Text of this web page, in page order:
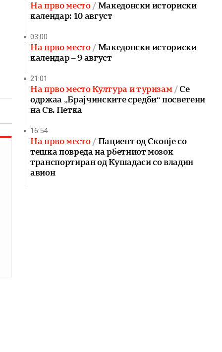
На прво место
Македонски историски
календар: 10 август
03:00
На прво место
Македонски историски
календар – 9 август
21:01
На прво место Култура и туризам
Се
одржаа „Брајчинските средби“ посветени
на Св. Петка
16:54
На прво место
Пациент од Скопје со
тешка повреда на рбетниот мозок
транспортиран од Кушадаси со владин
авион